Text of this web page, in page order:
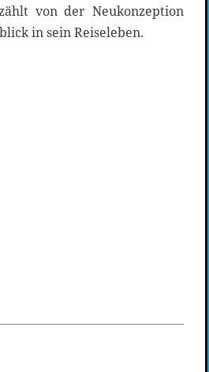
von der Neukonzeption
in sein Reiseleben.